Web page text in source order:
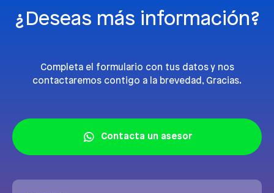
¿Deseas más información?
Completa el formulario con tus datos y nos
contactaremos contigo a la brevedad, Gracias.
Contacta un asesor